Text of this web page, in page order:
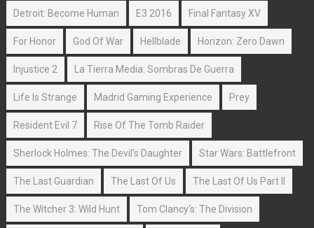
Detroit: Become Human E3 2016 Final Fantasy XV
For Honor God Of War Hellblade Horizon: Zero Dawn
Injustice 2 La Tierra Media: Sombras De Guerra
Life Is Strange Madrid Gaming Experience Prey
Resident Evil 7 Rise Of The Tomb Raider
Sherlock Holmes: The Devil's Daughter Star Wars: Battlefront
The Last Guardian The Last Of Us The Last Of Us Part II
The Witcher 3: Wild Hunt Tom Clancy's: The Division